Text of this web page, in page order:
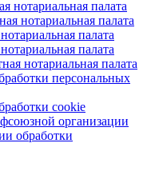
нотариальная палата
нотариальная палата
палата
палата
нотариальная палата
персональных
cookie
организации
обработки